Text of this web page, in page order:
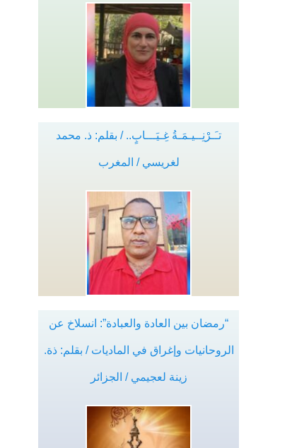
تـَـرْنِــيـمَـةُ غِـيَـــابٍ.. / بقلم: ذ. محمد
لغريسي / المغرب
“رمضان بين العادة والعبادة”: انسلاخ عن
الروحانيات وإغراق في الماديات / بقلم: ذة.
زينة لعجيمي / الجزائر